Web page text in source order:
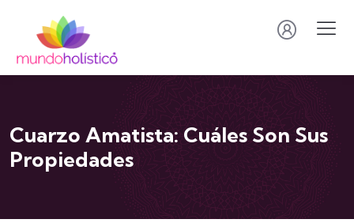
Cuarzo Amatista: Cuáles Son Sus
Propiedades